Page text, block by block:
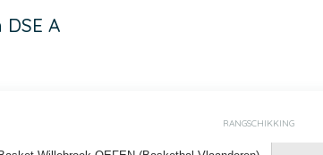
A
RANGSCHIKKING